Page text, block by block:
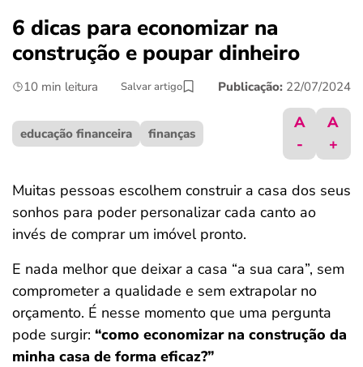
crédito fácil
últimas notícias
ferramentas
6 dicas para economizar na
construção e poupar dinheiro
10 min leitura Salvar artigo Publicação: 22/07/2024
educação financeira finanças
A
-
A
+
Muitas pessoas escolhem construir a casa dos seus
sonhos para poder personalizar cada canto ao
invés de comprar um imóvel pronto.
E nada melhor que deixar a casa “a sua cara”, sem
comprometer a qualidade e sem extrapolar no
orçamento. É nesse momento que uma pergunta
pode surgir: “como economizar na construção da
minha casa de forma eficaz?”